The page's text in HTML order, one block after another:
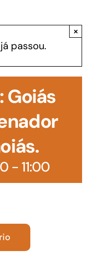
passou.
×
Goiás
- 11:00